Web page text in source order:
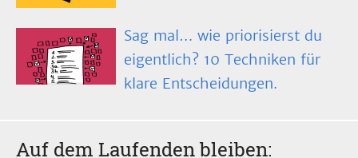
Sag mal… wie priorisierst du
eigentlich? 10 Techniken für
klare Entscheidungen.
Auf dem Laufenden bleiben: